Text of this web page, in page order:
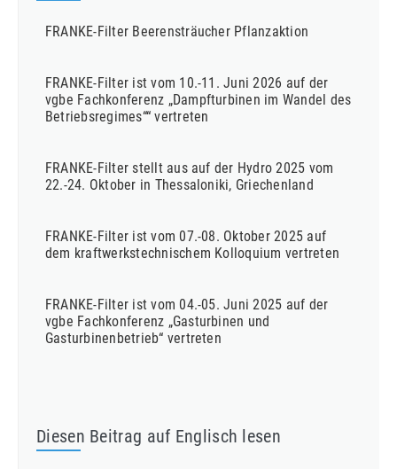
FRANKE-Filter Beerensträucher Pflanzaktion
FRANKE-Filter ist vom 10.-11. Juni 2026 auf der
vgbe Fachkonferenz „Dampfturbinen im Wandel des
Betriebsregimes““ vertreten
FRANKE-Filter stellt aus auf der Hydro 2025 vom
22.-24. Oktober in Thessaloniki, Griechenland
FRANKE-Filter ist vom 07.-08. Oktober 2025 auf
dem kraftwerkstechnischem Kolloquium vertreten
FRANKE-Filter ist vom 04.-05. Juni 2025 auf der
vgbe Fachkonferenz „Gasturbinen und
Gasturbinenbetrieb“ vertreten
Diesen Beitrag auf Englisch lesen